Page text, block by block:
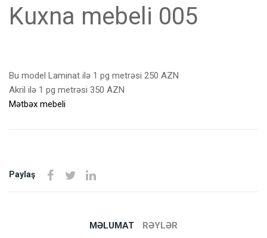
Kuxna mebeli 005
Bu model Laminat ilə 1 pg metrəsi 250 AZN
Akril ilə 1 pg metrəsi 350 AZN
Mətbəx mebeli
Paylaş
MƏLUMAT RƏYLƏR